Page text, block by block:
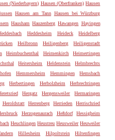
(Niederbayern) Hausen (Oberfranken) Hausen
Hausen am Tann Hausen bei Würzburg
Hausham Hauzenberg Hawangen Hayingen
Heddesheim Heideck
Heidelberg
Heilbronn Heiligenberg
Heiligenstadt
Heimbuchenthal Heimenkirch
Heimertingen
Heitersheim Heldenstein
Helmbrechts
Hemmersheim Hemmingen
Hemsbach
Herbertingen Herbolzheim
Herbrechtingen
Hergatz Hergensweiler
Hermaringen
Heroldstatt Herrenberg Herrieden
Herrischried
Herzogenaurach Heßdorf
Hessigheim
Heuchlingen Heustreu Heusweiler Heuweiler
Hillesheim Hilpoltstein
Hiltenfingen